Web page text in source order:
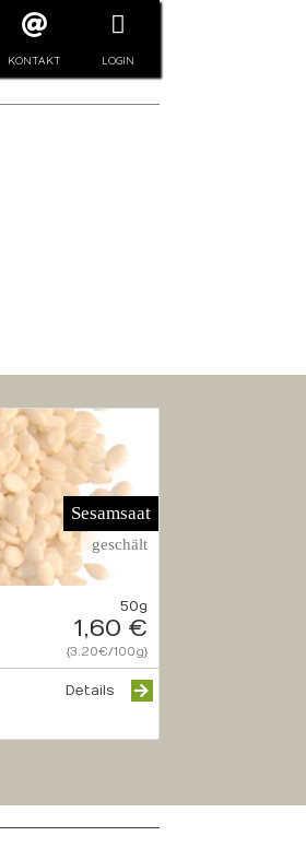
KONTAKT LOGIN
Sesamsaat
geschält
50g
1,60 €
{3.20€/100g}
Details